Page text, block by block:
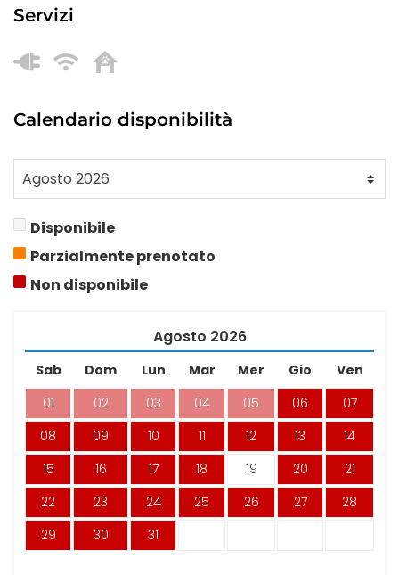
Servizi
Calendario disponibilità
Disponibile
Parzialmente prenotato
Non disponibile
Agosto 2026
Sab Dom Lun Mar Mer Gio
Ven
01
02 03 04 05 06
07
08
09 10 11 12 13
14
15
16 17 18 19 20
21
22
23 24 25 26 27
28
29
30 31